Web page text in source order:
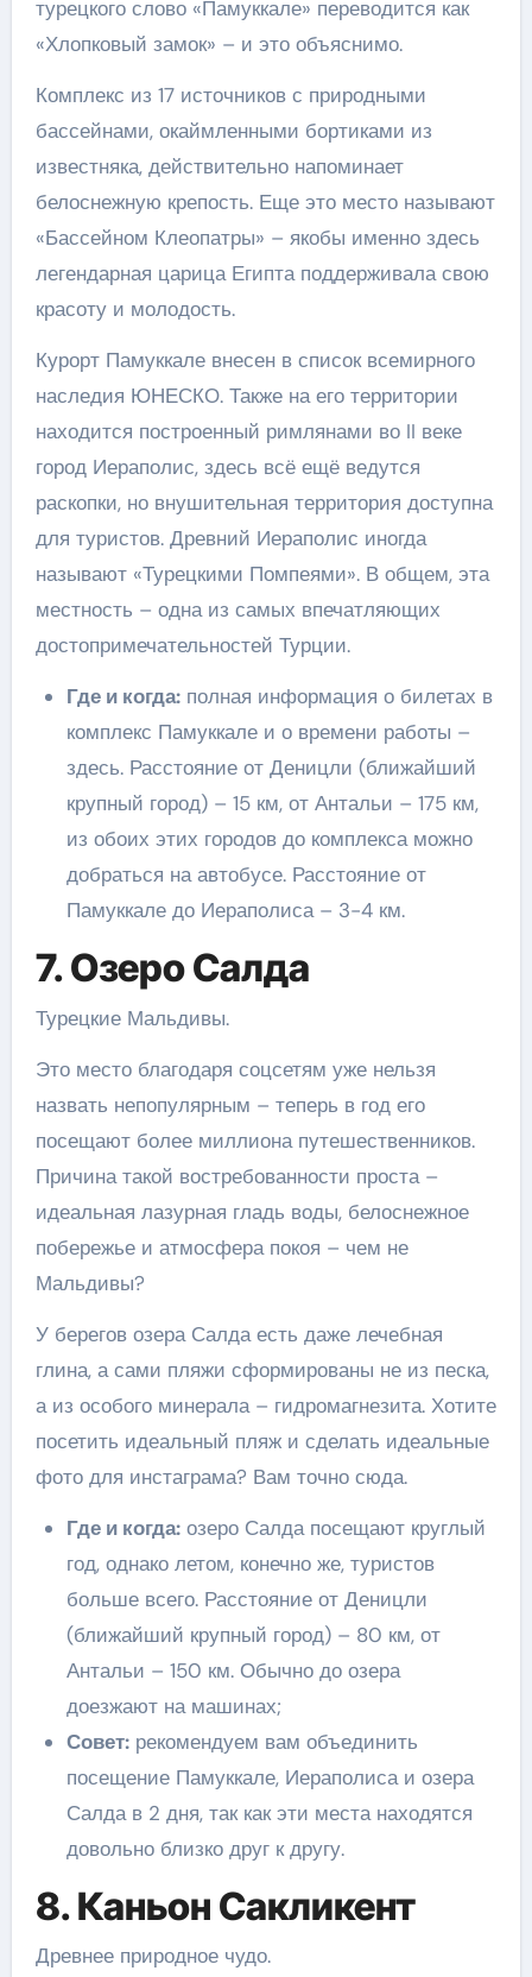
турецкого слово «Памуккале» переводится как
«Хлопковый замок» – и это объяснимо.
Комплекс из 17 источников с природными
бассейнами, окаймленными бортиками из
известняка, действительно напоминает
белоснежную крепость. Еще это место называют
«Бассейном Клеопатры» – якобы именно здесь
легендарная царица Египта поддерживала свою
красоту и молодость.
Курорт Памуккале внесен в список всемирного
наследия ЮНЕСКО. Также на его территории
находится построенный римлянами во II веке
город Иераполис, здесь всё ещё ведутся
раскопки, но внушительная территория доступна
для туристов. Древний Иераполис иногда
называют «Турецкими Помпеями». В общем, эта
местность – одна из самых впечатляющих
достопримечательностей Турции.
Где и когда:полная информация о билетах в
комплекс Памуккале и о времени работы –
здесь. Расстояние от Деницли (ближайший
крупный город) – 15 км, от Антальи – 175 км,
из обоих этих городов до комплекса можно
добраться на автобусе. Расстояние от
Памуккале до Иераполиса – 3-4 км.
7. Озеро Салда
Турецкие Мальдивы.
Это место благодаря соцсетям уже нельзя
назвать непопулярным – теперь в год его
посещают более миллиона путешественников.
Причина такой востребованности проста –
идеальная лазурная гладь воды, белоснежное
побережье и атмосфера покоя – чем не
Мальдивы?
У берегов озера Салда есть даже лечебная
глина, а сами пляжи сформированы не из песка,
а из особого минерала – гидромагнезита. Хотите
посетить идеальный пляж и сделать идеальные
фото для инстаграма? Вам точно сюда.
Где и когда:озеро Салда посещают круглый
год, однако летом, конечно же, туристов
больше всего. Расстояние от Деницли
(ближайший крупный город) – 80 км, от
Антальи – 150 км. Обычно до озера
доезжают на машинах;
Совет:рекомендуем вам объединить
посещение Памуккале, Иераполиса и озера
Салда в 2 дня, так как эти места находятся
довольно близко друг к другу.
8. Каньон Сакликент
Древнее природное чудо.